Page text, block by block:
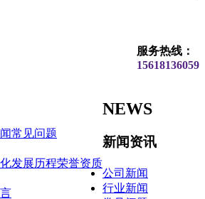
服务热线：
15618136059
常见问题
发展历程荣誉资质
NEWS
新闻资讯
公司新闻
行业新闻